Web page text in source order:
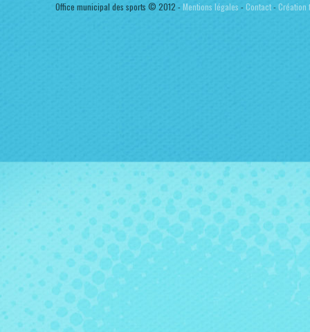
Office municipal des sports © 2012 - Mentions légales -Contact- Création